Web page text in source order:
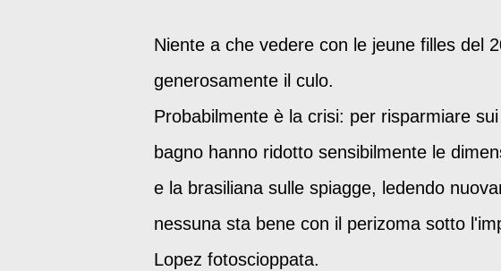
Niente a che vedere con le jeune filles del
generosamente il culo.
Probabilmente è la crisi: per risparmiare
bagno hanno ridotto sensibilmente le
e la brasiliana sulle spiagge, ledendo
nessuna sta bene con il perizoma sotto
Lopez fotoscioppata.